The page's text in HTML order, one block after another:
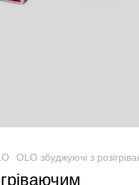
OLO збуджуючі з